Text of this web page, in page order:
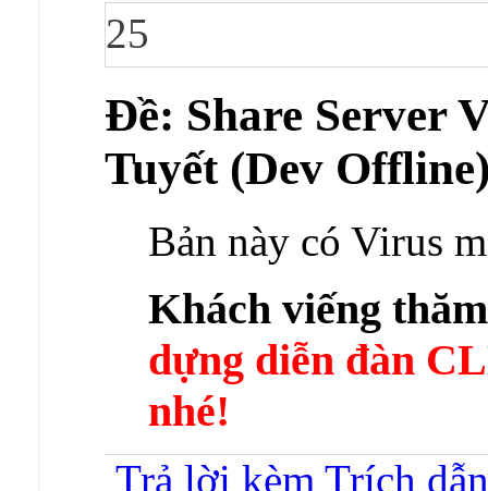
25
Ðề: Share Server
Tuyết (Dev
Bản này có Virus
Khách viếng
dựng diễn đàn
nhé!
Trả lời kèm Trích dẫn